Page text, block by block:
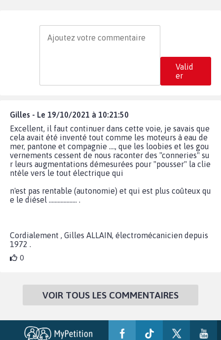
Valid
er
Gilles - Le 19/10/2021 à 10:21:50
Excellent, il faut continuer dans cette voie, je savais que
cela avait été inventé tout comme les moteurs à eau de
mer, pantone et compagnie ...., que les loobies et les gou
vernements cessent de nous raconter des "conneries" su
r leurs augmentations démesurées pour "pousser" la clie
ntèle vers le tout électrique qui
n'est pas rentable (autonomie) et qui est plus coûteux qu
e le diésel ................... .
Cordialement , Gilles ALLAIN, électromécanicien depuis
1972 .
0
VOIR TOUS LES COMMENTAIRES